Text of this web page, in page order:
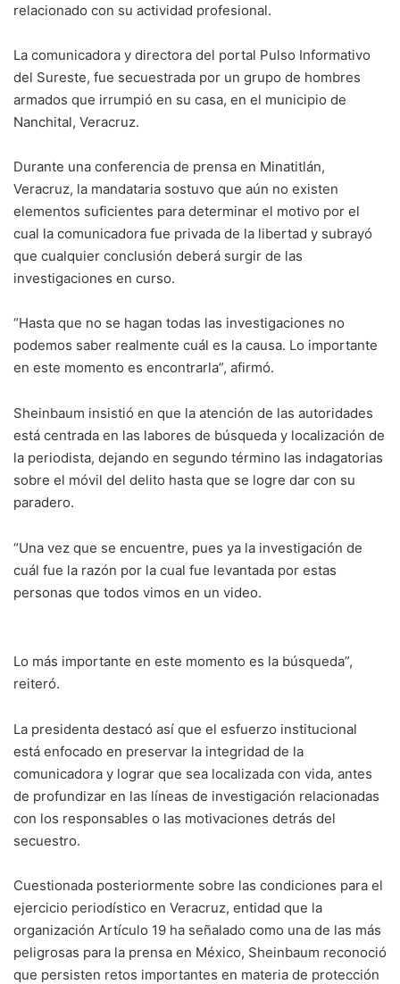
relacionado con su actividad profesional.
La comunicadora y directora del portal Pulso Informativo
del Sureste, fue secuestrada por un grupo de hombres
armados que irrumpió en su casa, en el municipio de
Nanchital, Veracruz.
Durante una conferencia de prensa en Minatitlán,
Veracruz, la mandataria sostuvo que aún no existen
elementos suficientes para determinar el motivo por el
cual la comunicadora fue privada de la libertad y subrayó
que cualquier conclusión deberá surgir de las
investigaciones en curso.
“Hasta que no se hagan todas las investigaciones no
podemos saber realmente cuál es la causa. Lo importante
en este momento es encontrarla”, afirmó.
Sheinbaum insistió en que la atención de las autoridades
está centrada en las labores de búsqueda y localización de
la periodista, dejando en segundo término las indagatorias
sobre el móvil del delito hasta que se logre dar con su
paradero.
“Una vez que se encuentre, pues ya la investigación de
cuál fue la razón por la cual fue levantada por estas
personas que todos vimos en un video.
Lo más importante en este momento es la búsqueda”,
reiteró.
La presidenta destacó así que el esfuerzo institucional
está enfocado en preservar la integridad de la
comunicadora y lograr que sea localizada con vida, antes
de profundizar en las líneas de investigación relacionadas
con los responsables o las motivaciones detrás del
secuestro.
Cuestionada posteriormente sobre las condiciones para el
ejercicio periodístico en Veracruz, entidad que la
organización Artículo 19 ha señalado como una de las más
peligrosas para la prensa en México, Sheinbaum reconoció
que persisten retos importantes en materia de protección